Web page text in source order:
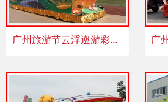
广州旅游节云浮巡游彩车制作魅力无限